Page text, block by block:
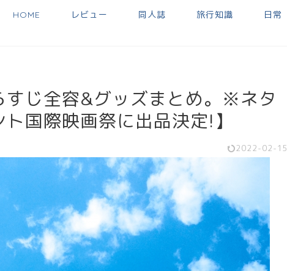
HOME レビュー 同人誌 旅行知識 日常
すじ全容&グッズまとめ。※ネタ
国際映画祭に出品決定!】
2022-02-15